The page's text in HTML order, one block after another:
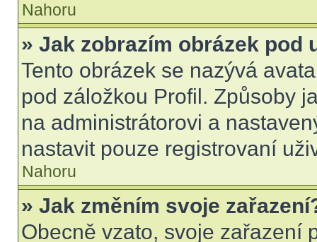
Nahoru
» Jak zobrazím obrázek pod
Tento obrázek se nazývá
pod záložkou Profil. Způsoby
na administrátorovi a
nastavit pouze registrovaní
Nahoru
» Jak změním svoje
Obecně vzato, svoje zařazení